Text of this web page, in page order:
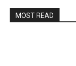
MOST READ